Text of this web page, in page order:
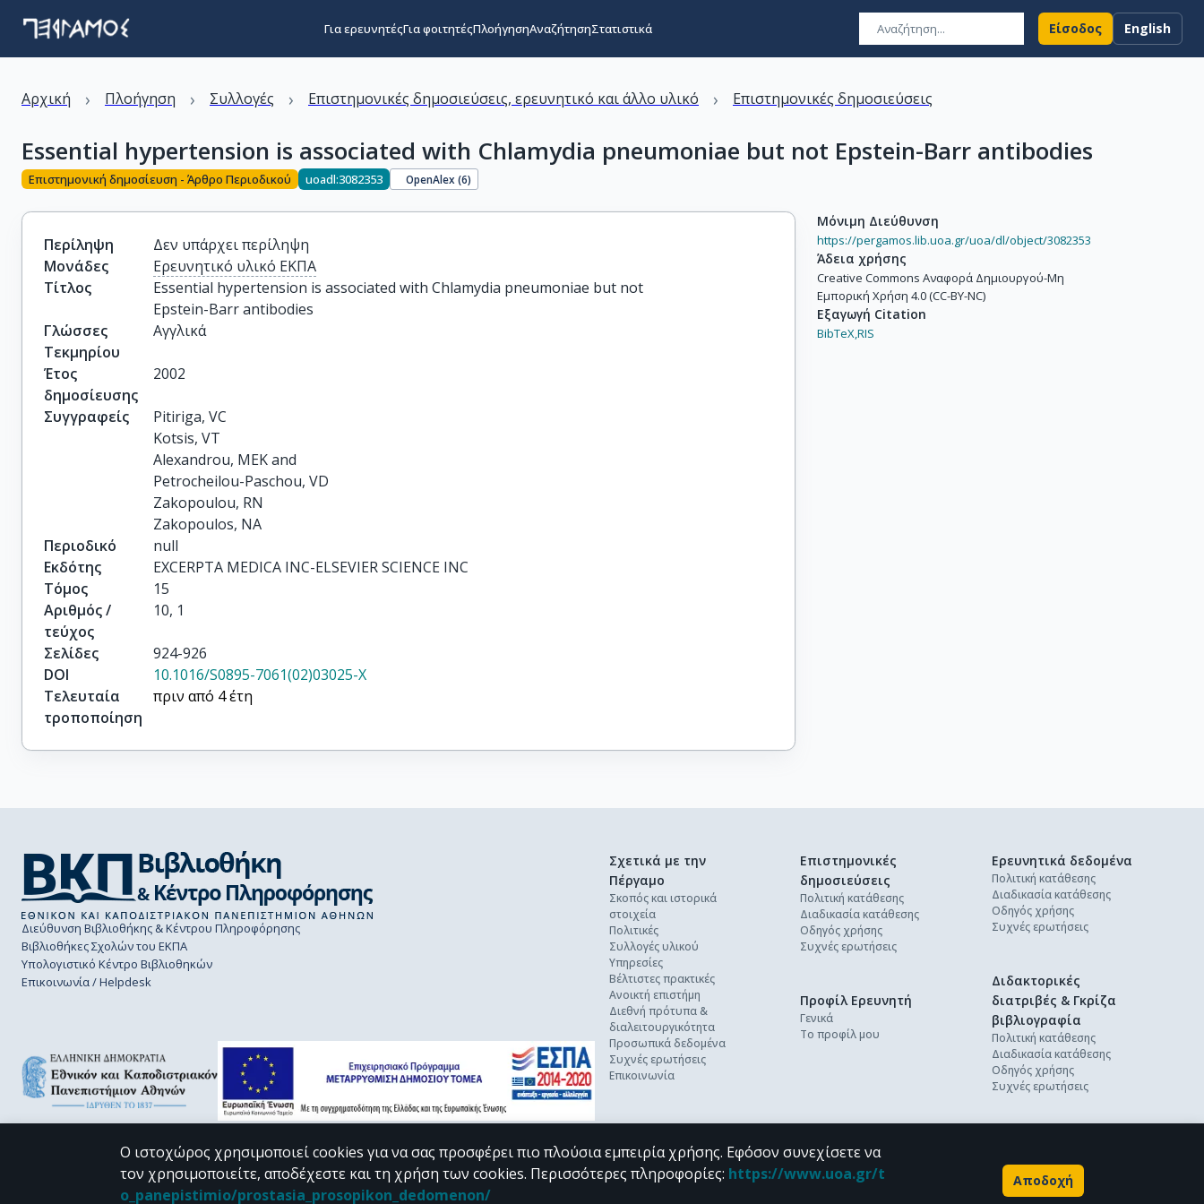
Για ερευνητέςΓια φοιτητέςΠλοήγησηΑναζήτησηΣτατιστικά Είσοδος English
Αρχική › Πλοήγηση › Συλλογές › Επιστημονικές δημοσιεύσεις, ερευνητικό και άλλο υλικό › Επιστημονικές δημοσιεύσεις
Essential hypertension is associated with Chlamydia pneumoniae but not Epstein-Barr antibodies
Επιστημονική δημοσίευση - Άρθρο Περιοδικού uoadl:3082353 OpenAlex (6)
Περίληψη
Δεν υπάρχει περίληψη
Μονάδες
Ερευνητικό υλικό ΕΚΠΑ
Τίτλος
Essential hypertension is associated with Chlamydia pneumoniae but not
Epstein-Barr antibodies
Γλώσσες
Τεκμηρίου
Αγγλικά
Έτος
δημοσίευσης
2002
Συγγραφείς
Pitiriga, VC
Kotsis, VT
Alexandrou, MEK and
Petrocheilou-Paschou, VD
Zakopoulou, RN
Zakopoulos, NA
Περιοδικό
null
Εκδότης
EXCERPTA MEDICA INC-ELSEVIER SCIENCE INC
Τόμος
15
Αριθμός /
τεύχος
10, 1
Σελίδες
924-926
DOI
10.1016/S0895-7061(02)03025-X
Τελευταία
τροποποίηση
πριν από 4 έτη
Μόνιμη Διεύθυνση
https://pergamos.lib.uoa.gr/uoa/dl/object/3082353
Άδεια χρήσης
Creative Commons Αναφορά Δημιουργού-Μη
Εμπορική Χρήση 4.0 (CC-BY-NC)
Εξαγωγή Citation
BibTeX,RIS
Διεύθυνση Βιβλιοθήκης & Κέντρου Πληροφόρησης
Βιβλιοθήκες Σχολών του ΕΚΠΑ
Υπολογιστικό Κέντρο Βιβλιοθηκών
Επικοινωνία / Helpdesk
Σχετικά με την
Πέργαμο
Σκοπός και ιστορικά
στοιχεία
Πολιτικές
Συλλογές υλικού
Υπηρεσίες
Βέλτιστες πρακτικές
Ανοικτή επιστήμη
Διεθνή πρότυπα &
διαλειτουργικότητα
Προσωπικά δεδομένα
Συχνές ερωτήσεις
Επικοινωνία
Επιστημονικές
δημοσιεύσεις
Πολιτική κατάθεσης
Διαδικασία κατάθεσης
Οδηγός χρήσης
Συχνές ερωτήσεις
Ερευνητικά δεδομένα
Πολιτική κατάθεσης
Διαδικασία κατάθεσης
Οδηγός χρήσης
Συχνές ερωτήσεις
Διδακτορικές
διατριβές & Γκρίζα
βιβλιογραφία
Πολιτική κατάθεσης
Διαδικασία κατάθεσης
Οδηγός χρήσης
Συχνές ερωτήσεις
Προφίλ Ερευνητή
Γενικά
Το προφίλ μου
CC BY-NC 4.0
Ο ιστοχώρος χρησιμοποιεί cookies για να σας προσφέρει πιο πλούσια εμπειρία χρήσης. Εφόσον συνεχίσετε να
τον χρησιμοποιείτε, αποδέχεστε και τη χρήση των cookies. Περισσότερες πληροφορίες: https://www.uoa.gr/t
o_panepistimio/prostasia_prosopikon_dedomenon/
Αποδοχή